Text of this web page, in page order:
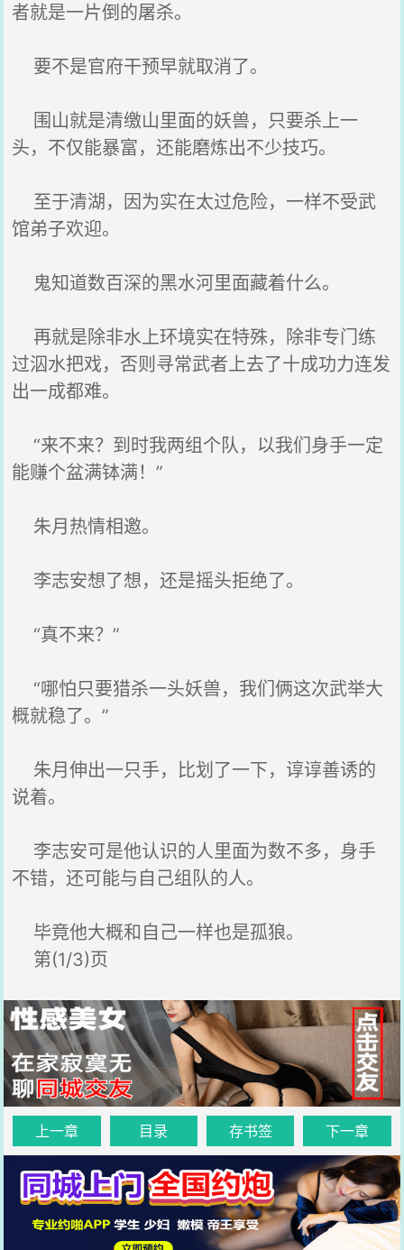
者就是一片倒的屠杀。
要不是官府干预早就取消了。
围山就是清缴山里面的妖兽，只要杀上一
头，不仅能暴富，还能磨炼出不少技巧。
至于清湖，因为实在太过危险，一样不受武
馆弟子欢迎。
鬼知道数百深的黑水河里面藏着什么。
再就是除非水上环境实在特殊，除非专门练
过泅水把戏，否则寻常武者上去了十成功力连发
出一成都难。
“来不来？到时我两组个队，以我们身手一定
能赚个盆满钵满！”
朱月热情相邀。
李志安想了想，还是摇头拒绝了。
“真不来？”
“哪怕只要猎杀一头妖兽，我们俩这次武举大
概就稳了。”
朱月伸出一只手，比划了一下，谆谆善诱的
说着。
李志安可是他认识的人里面为数不多，身手
不错，还可能与自己组队的人。
毕竟他大概和自己一样也是孤狼。
第(1/3)页
上一章 目录 存书签 下一章